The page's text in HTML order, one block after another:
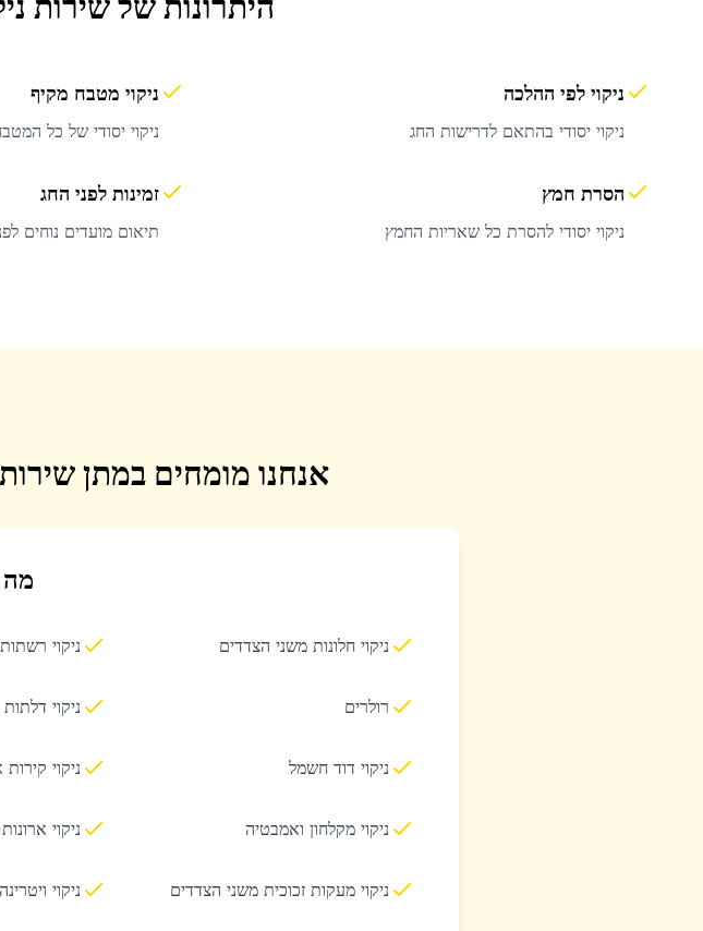
ניקוי לפי ההלכה
ניקוי יסודי בהתאם לדרישות החג
ניקוי מטבח מקיף
ניקוי יסודי של כל
הסרת חמץ
ניקוי יסודי להסרת כל שאריות החמץ
זמינות לפני החג
תיאום מועדים נוחים
אנחנו מומחים במתן
מה
ניקוי חלונות משני הצדדים ניקוי רשתות
רולרים ניקוי דלתות
ניקוי דוד חשמל ניקוי
ניקוי מקלחון ואמבטיה ניקוי
ניקוי מעקות זכוכית משני הצדדים ניקוי